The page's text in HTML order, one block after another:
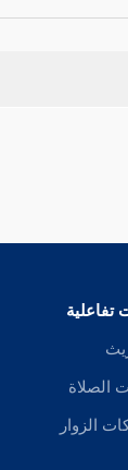
تفاعلية
الصلاة
الزوار